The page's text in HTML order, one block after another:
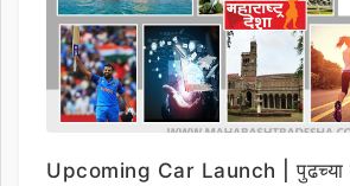
Upcoming Car Launch | पुढच्या